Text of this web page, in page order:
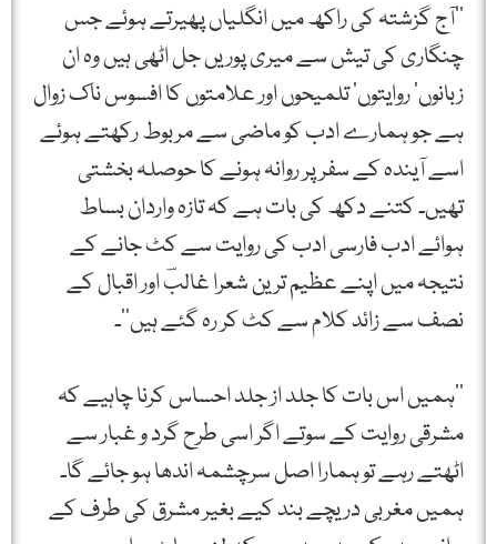
’’آج گزشتہ کی راکھ میں انگلیاں پھیرتے ہوئے جس
چنگاری کی تیش سے میری پوریں جل اٹھی ہیں وہ ان
زبانوں‘ روایتوں‘ تلمیحوں اور علامتوں کا افسوس ناک زوال
ہے جو ہمارے ادب کو ماضی سے مربوط رکھتے ہوئے
اسے آیندہ کے سفر پر روانہ ہونے کا حوصلہ بخشتی
تھیں۔ کتنے دکھ کی بات ہے کہ تازہ واردان بساط
ہوائے ادب فارسی ادب کی روایت سے کٹ جانے کے
نتیجہ میں اپنے عظیم ترین شعرا غالبؔ اور اقبال کے
نصف سے زائد کلام سے کٹ کر رہ گئے ہیں‘‘۔
’’ہمیں اس بات کا جلد از جلد احساس کرنا چاہیے کہ
مشرقی روایت کے سوتے اگر اسی طرح گرد و غبار سے
اٹھتے رہے تو ہمارا اصل سرچشمہ اندھا ہو جائے گا۔
ہمیں مغربی دریچے بند کیے بغیر مشرق کی طرف کے